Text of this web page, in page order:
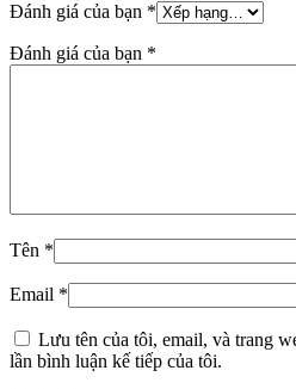
Đánh giá của bạn *
Đánh giá của bạn *
Tên *
Email *
Lưu tên của tôi, email, và trang
lần bình luận kế tiếp của tôi.